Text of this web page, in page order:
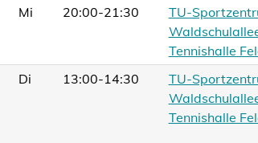
Mi 20:00-21:30
TU-
Tennishalle
Di 13:00-14:30
TU-
Tennishalle